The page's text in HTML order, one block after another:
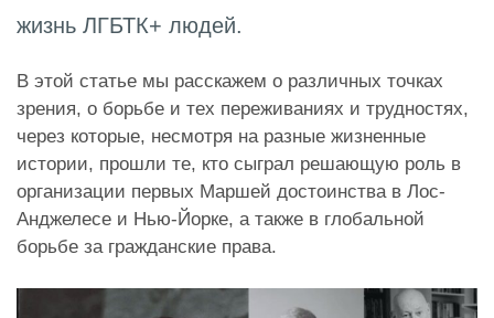
жизнь ЛГБТК+ людей.
В этой статье мы расскажем о различных точках
зрения, о борьбе и тех переживаниях и трудностях,
через которые, несмотря на разные жизненные
истории, прошли те, кто сыграл решающую роль в
организации первых Маршей достоинства в Лос-
Анджелесе и Нью-Йорке, а также в глобальной
борьбе за гражданские права.